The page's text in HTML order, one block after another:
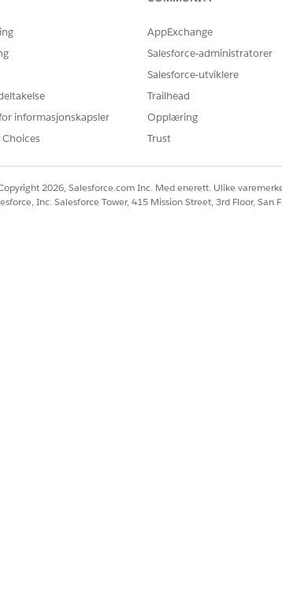
eller en kommadelt liste med nodenavn.
kjørte sammen for optimaliseringsformål.
informasjonskapsler
Choices
AppExchange
Salesforce-administratorer
Salesforce-utviklere
Trailhead
Opplæring
Trust
2026, Salesforce.com Inc. Med enerett. Ulike
Inc. Salesforce Tower, 415 Mission Street, 3rd Floor, San